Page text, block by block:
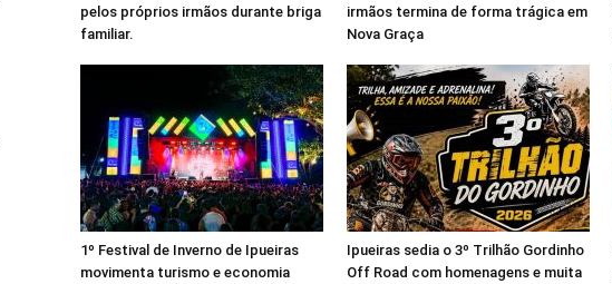
pelos próprios irmãos durante briga
familiar.
irmãos termina de forma trágica em
Nova Graça
1º Festival de Inverno de Ipueiras
movimenta turismo e economia
Ipueiras sedia o 3º Trilhão Gordinho
Off Road com homenagens e muita